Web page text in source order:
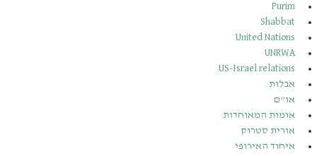
Purim
Shabbat
United Nations
UNRWA
US-Israel relations
אבלות
או”ם
אומות המאוחדות
אורית סטרוק
איחוד האירופי